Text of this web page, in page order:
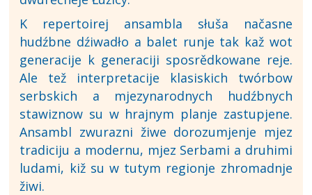
K repertoirej ansambla słuša načasne
hudźbne dźiwadło a balet runje tak kaž wot
generacije k generaciji sposrědkowane reje.
Ale tež interpretacije klasiskich twórbow
serbskich a mjezynarodnych hudźbnych
stawiznow su w hrajnym planje zastupjene.
Ansambl zwurazni žiwe dorozumjenje mjez
tradiciju a modernu, mjez Serbami a druhimi
ludami, kiž su w tutym regionje zhromadnje
žiwi.